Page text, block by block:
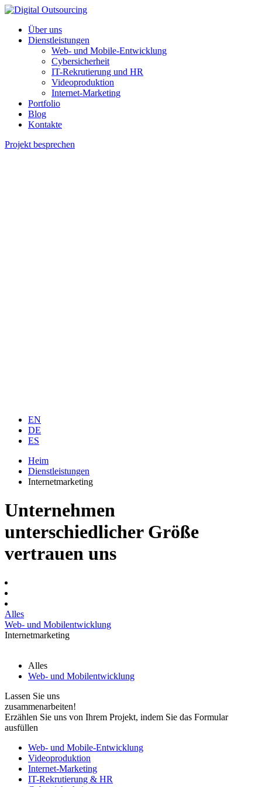
Über uns
Dienstleistungen
Web- und Mobile-Entwicklung
Cybersicherheit
IT-Rekrutierung und HR
Videoproduktion
Internet-Marketing
Portfolio
Blog
Kontakte
Projekt besprechen
EN
DE
ES
Heim
Dienstleistungen
Internetmarketing
Unternehmen
unterschiedlicher Größe
vertrauen uns
Alles
Web- und Mobilentwicklung
Internetmarketing
Alles
Web- und Mobilentwicklung
Lassen Sie uns
zusammenarbeiten!
Erzählen Sie uns von Ihrem Projekt, indem Sie das Formular
ausfüllen
Web- und Mobile-Entwicklung
Videoproduktion
Internet-Marketing
IT-Rekrutierung & HR